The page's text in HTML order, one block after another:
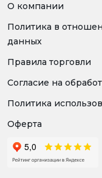
О компании
Политика в
данных
Правила торговли
Согласие на
Политика
Оферта